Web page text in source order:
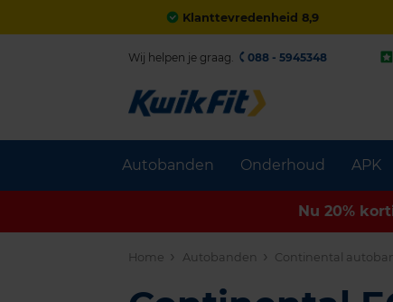
Klanttevredenheid 8,9
Autobanden Onderhoud APK
Wij helpen je graag. 088 - 5945348
Nu 20%
Home Autobanden Continental